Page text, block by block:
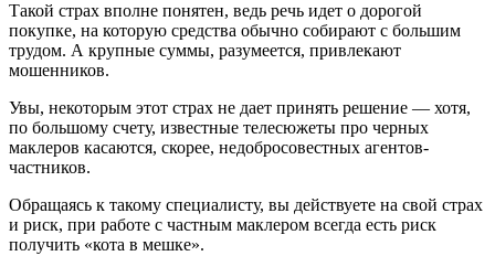
Такой страх вполне понятен, ведь речь идет о дорогой
покупке, на которую средства обычно собирают с большим
трудом. А крупные суммы, разумеется, привлекают
мошенников.
Увы, некоторым этот страх не дает принять решение — хотя,
по большому счету, известные телесюжеты про черных
маклеров касаются, скорее, недобросовестных агентов-
частников.
Обращаясь к такому специалисту, вы действуете на свой страх
и риск, при работе с частным маклером всегда есть риск
получить «кота в мешке».